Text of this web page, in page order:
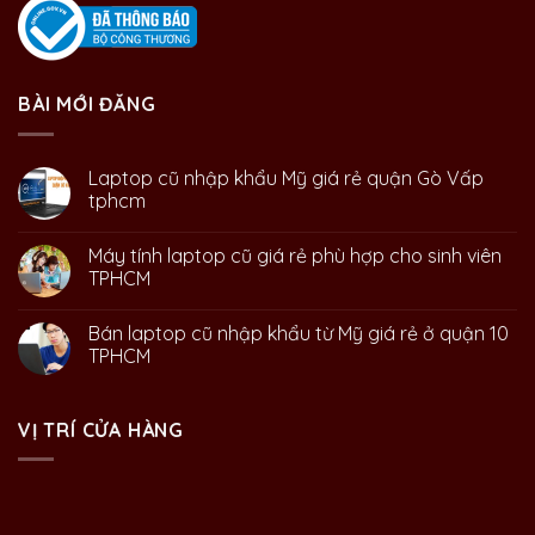
BÀI MỚI ĐĂNG
Laptop cũ nhập khẩu Mỹ giá rẻ quận Gò Vấp
tphcm
Máy tính laptop cũ giá rẻ phù hợp cho sinh viên
TPHCM
Bán laptop cũ nhập khẩu từ Mỹ giá rẻ ở quận 10
TPHCM
VỊ TRÍ CỬA HÀNG